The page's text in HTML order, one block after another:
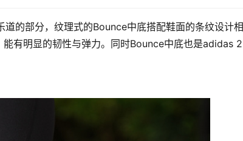
的部分，纹理式的Bounce中底搭配鞋面的条纹设计
有明显的韧性与弹力。同时Bounce中底也是adidas